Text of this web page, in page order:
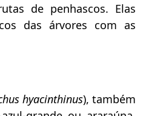
de penhascos. Elas
das árvores com as
hyacinthinus), também